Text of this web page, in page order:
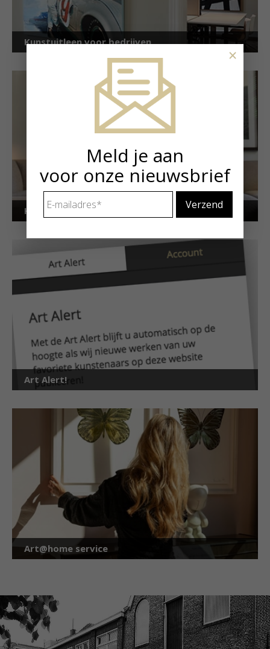
Kunstuitleen voor bedrijven
Kunstuitleen voor particulieren
Art Alert!
Art@home service
Meld je aan
voor onze nieuwsbrief
mailadres *
×